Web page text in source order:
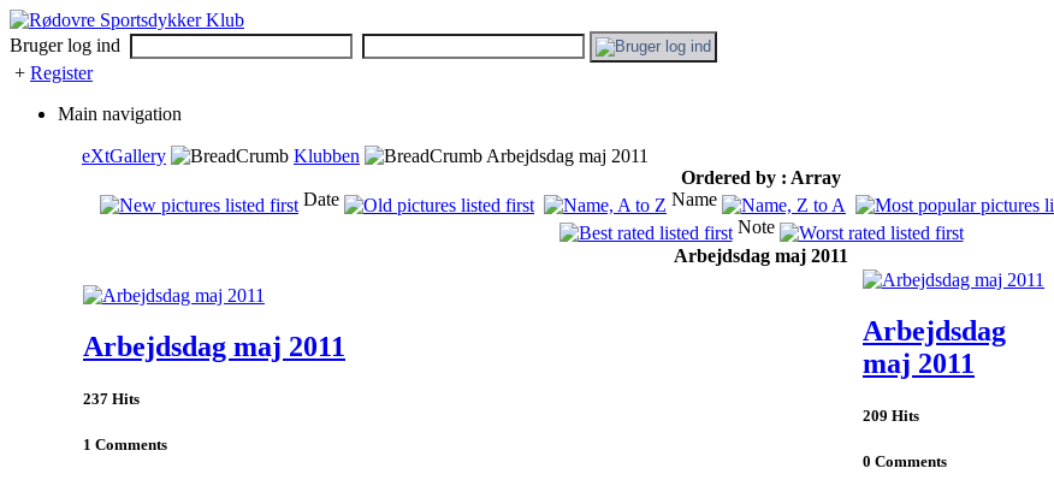
Bruger log ind
+ Register
Main navigation
eXtGallery Klubben
Arbejdsdag maj 2011
Ordered by : Array
Date
Name
Note
Arbejdsdag maj 2011
Arbejdsdag maj 2011
237 Hits
1 Comments
Arbejdsdag
maj 2011
209 Hits
0 Comments